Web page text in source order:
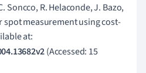
Soncco, R. Helaconde, J. Bazo,
spot measurement using cost-
at:
(Accessed: 15